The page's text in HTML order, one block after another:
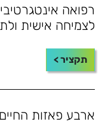
רפואה
לצמיחה אישית
תקציר >
ארבע פאזות